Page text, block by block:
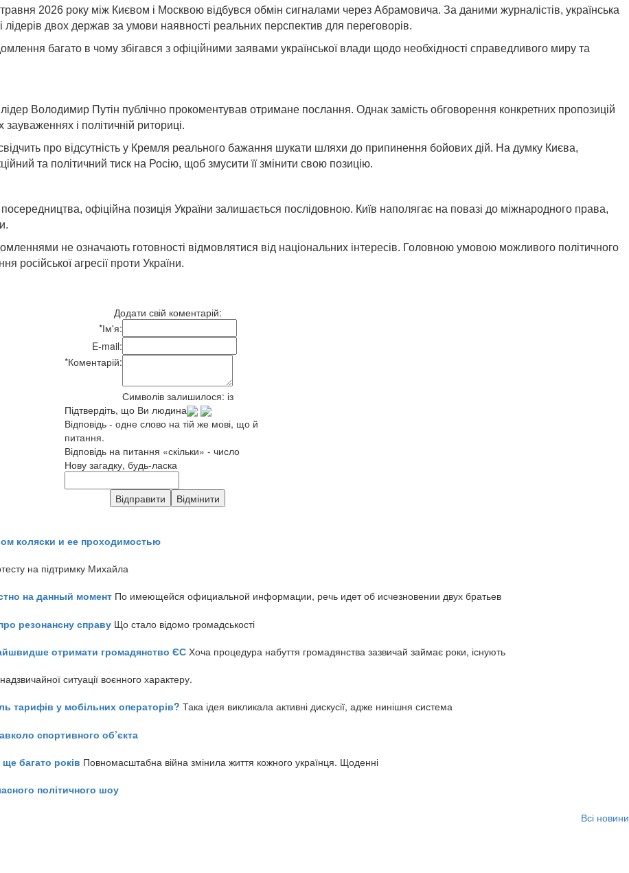
2026 року між Києвом і Москвою відбувся обмін сигналами через Абрамовича. За даними журналістів, українська
лідерів двох держав за умови наявності реальних перспектив для переговорів.
багато в чому збігався з офіційними заявами української влади щодо необхідності справедливого миру та
Володимир Путін публічно прокоментував отримане послання. Однак замість обговорення конкретних пропозицій
і політичній риториці.
про відсутність у Кремля реального бажання шукати шляхи до припинення бойових дій. На думку Києва,
та політичний тиск на Росію, щоб змусити її змінити свою позицію.
офіційна позиція України залишається послідовною. Київ наполягає на повазі до міжнародного права,
не означають готовності відмовлятися від національних інтересів. Головною умовою можливого політичного
агресії проти України.
Додати свій коментарій:
*Ім'я:
E-mail:
*Коментарій:
Символів залишилося: із
Підтвердіть, що Ви людина
Відповідь - одне слово на тій же мові, що й
питання.
Відповідь на питання «скільки» - число
Нову загадку, будь-ласка
коляски и ее проходимостью
на підтримку Михайла
на данный момент По имеющейся официальной информации, речь идет об исчезновении двух братьев
резонансну справу Що стало відомо громадськості
отримати громадянство ЄС Хоча процедура набуття громадянства зазвичай займає роки, існують
ситуації воєнного характеру.
тарифів у мобільних операторів? Така ідея викликала активні дискусії, адже нинішня система
спортивного об’єкта
ще багато років Повномасштабна війна змінила життя кожного українця. Щоденні
політичного шоу
Всі новини